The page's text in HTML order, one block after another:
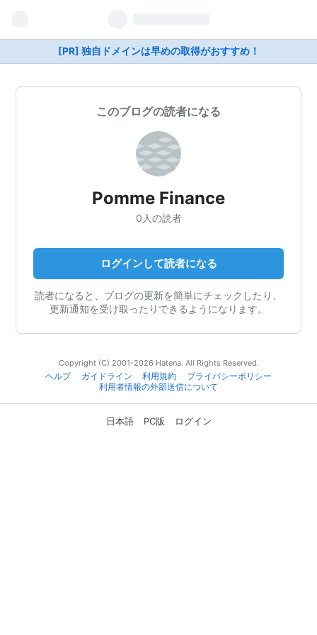
[PR] 独自ドメインは早めの取得がおすすめ！
このブログの読者になる
Pomme Finance
0人の読者
ログインして読者になる
読者になると、ブログの更新を簡単にチェックしたり、
更新通知を受け取ったりできるようになります。
Copyright (C) 2001-2026 Hatena. All Rights Reserved.
ヘルプ
ガイドライン 利用規約
プライバシーポリシー
利用者情報の外部送信について
日本語 PC版 ログイン